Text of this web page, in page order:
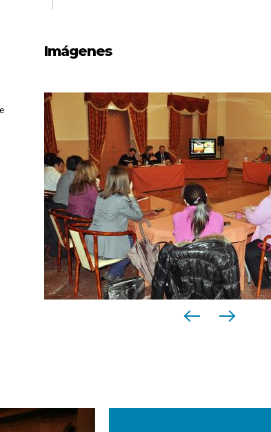
Imágenes